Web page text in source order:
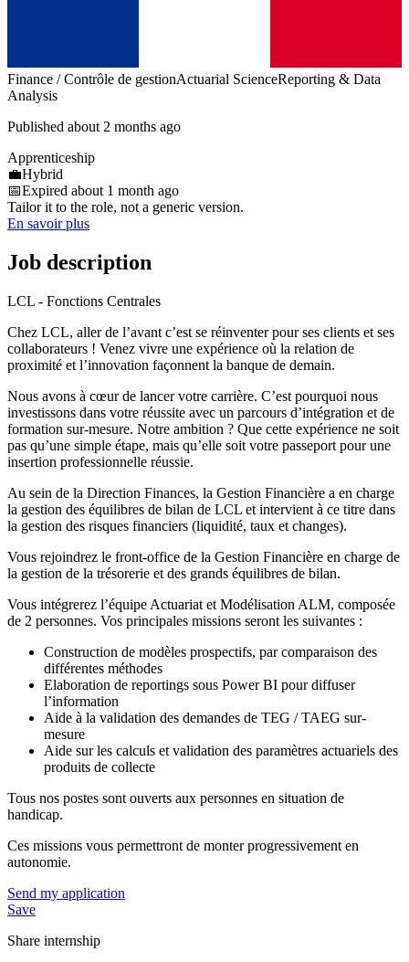
Finance / Contrôle de gestionActuarial ScienceReporting & Data
Analysis
Published about 2 months ago
Apprenticeship
💼Hybrid
📅Expired about 1 month ago
Tailor it to the role, not a generic version.
En savoir plus
Job description
LCL - Fonctions Centrales
Chez LCL, aller de l’avant c’est se réinventer pour ses clients et ses
collaborateurs ! Venez vivre une expérience où la relation de
proximité et l’innovation façonnent la banque de demain.
Nous avons à cœur de lancer votre carrière. C’est pourquoi nous
investissons dans votre réussite avec un parcours d’intégration et de
formation sur-mesure. Notre ambition ? Que cette expérience ne soit
pas qu’une simple étape, mais qu’elle soit votre passeport pour une
insertion professionnelle réussie.
Au sein de la Direction Finances, la Gestion Financière a en charge
la gestion des équilibres de bilan de LCL et intervient à ce titre dans
la gestion des risques financiers (liquidité, taux et changes).
Vous rejoindrez le front-office de la Gestion Financière en charge de
la gestion de la trésorerie et des grands équilibres de bilan.
Vous intégrerez l’équipe Actuariat et Modélisation ALM, composée
de 2 personnes. Vos principales missions seront les suivantes :
Construction de modèles prospectifs, par comparaison des
différentes méthodes
Elaboration de reportings sous Power BI pour diffuser
l’information
Aide à la validation des demandes de TEG / TAEG sur-
mesure
Aide sur les calculs et validation des paramètres actuariels des
produits de collecte
Tous nos postes sont ouverts aux personnes en situation de
handicap.
Ces missions vous permettront de monter progressivement en
autonomie.
Send my application
Save
Share internship